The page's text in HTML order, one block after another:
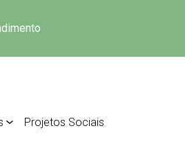
Projetos Sociais